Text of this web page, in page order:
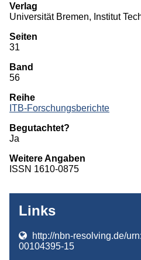
Verlag
Universität Bremen, Institut
Seiten
31
Band
56
Reihe
ITB-Forschungsberichte
Begutachtet?
Ja
Weitere Angaben
ISSN 1610-0875
Links
http://nbn-resolving.de/
00104395-15